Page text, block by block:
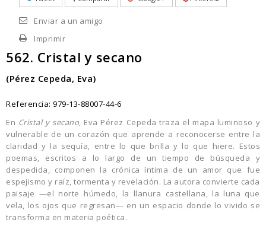
Enviar a un amigo
Imprimir
562. Cristal y secano
(Pérez Cepeda, Eva)
Referencia: 979-13-88007-44-6
En Cristal y secano, Eva Pérez Cepeda traza el mapa luminoso y
vulnerable de un corazón que aprende a reconocerse entre la
claridad y la sequía, entre lo que brilla y lo que hiere. Estos
poemas, escritos a lo largo de un tiempo de búsqueda y
despedida, componen la crónica íntima de un amor que fue
espejismo y raíz, tormenta y revelación. La autora convierte cada
paisaje —el norte húmedo, la llanura castellana, la luna que
vela, los ojos que regresan— en un espacio donde lo vivido se
transforma en materia poética.